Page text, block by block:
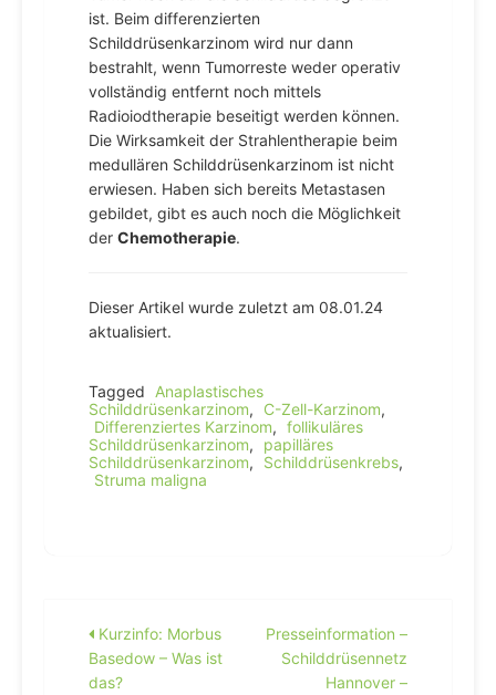
ist. Beim differenzierten
Schilddrüsenkarzinom wird nur dann
bestrahlt, wenn Tumorreste weder operativ
vollständig entfernt noch mittels
Radioiodtherapie beseitigt werden können.
Die Wirksamkeit der Strahlentherapie beim
medullären Schilddrüsenkarzinom ist nicht
erwiesen. Haben sich bereits Metastasen
gebildet, gibt es auch noch die Möglichkeit
der Chemotherapie.
Dieser Artikel wurde zuletzt am 08.01.24
aktualisiert.
Tagged
Anaplastisches
Schilddrüsenkarzinom, C-Zell-Karzinom,
Differenziertes Karzinom, follikuläres
Schilddrüsenkarzinom,
papilläres
Schilddrüsenkarzinom, Schilddrüsenkrebs,
Struma maligna
Beitragsnavigation
Kurzinfo: Morbus
Basedow – Was ist
das?
Presseinformation –
Schilddrüsennetz
Hannover –